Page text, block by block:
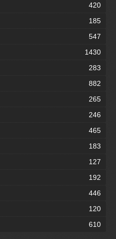
420
185
547
1430
283
882
265
246
465
183
127
192
446
120
610